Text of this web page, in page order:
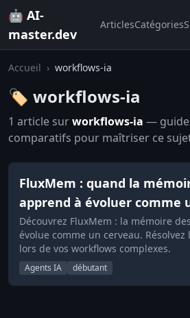
🤖 AI-
master.dev
ArticlesCatégories
Accueil › workflows-ia
🏷️ workflows-ia
1 article surworkflows-ia —
comparatifs pour maîtriser ce
FluxMem : quand la
apprend à évoluer comme
Découvrez FluxMem : la mémoire
évolue comme un cerveau.
lors de vos workflows complexes.
Agents IA débutant